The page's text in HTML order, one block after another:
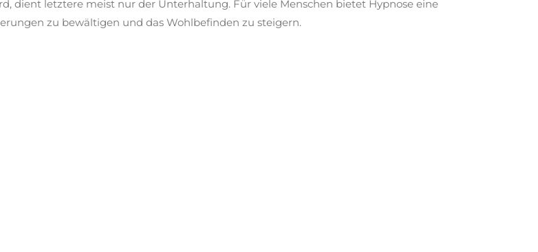
dient letztere meist nur der Unterhaltung. Für viele Menschen bietet Hypnose eine
zu bewältigen und das Wohlbefinden zu steigern.